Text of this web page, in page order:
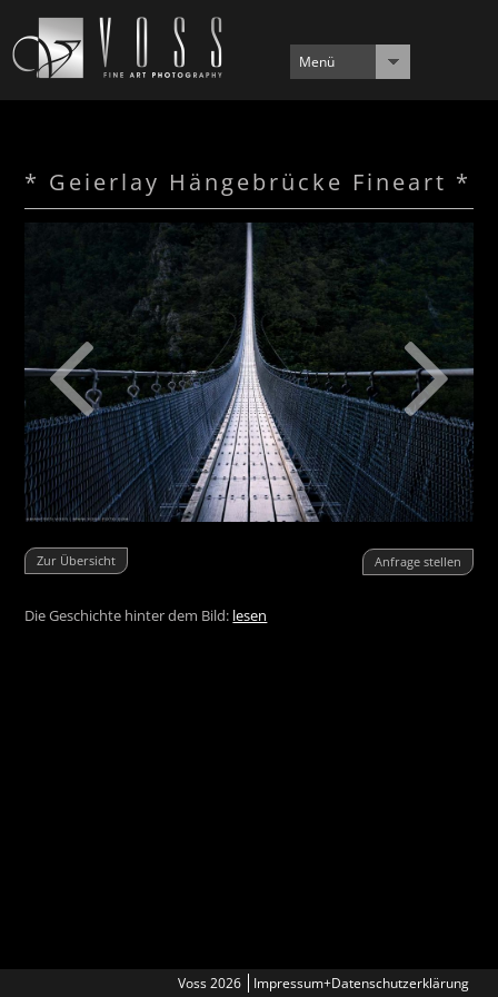
Menü
* Geierlay Hängebrücke Fineart *
Zur Übersicht Anfrage stellen
Die Geschichte hinter dem Bild: lesen
Voss 2026 Impressum+Datenschutzerklärung